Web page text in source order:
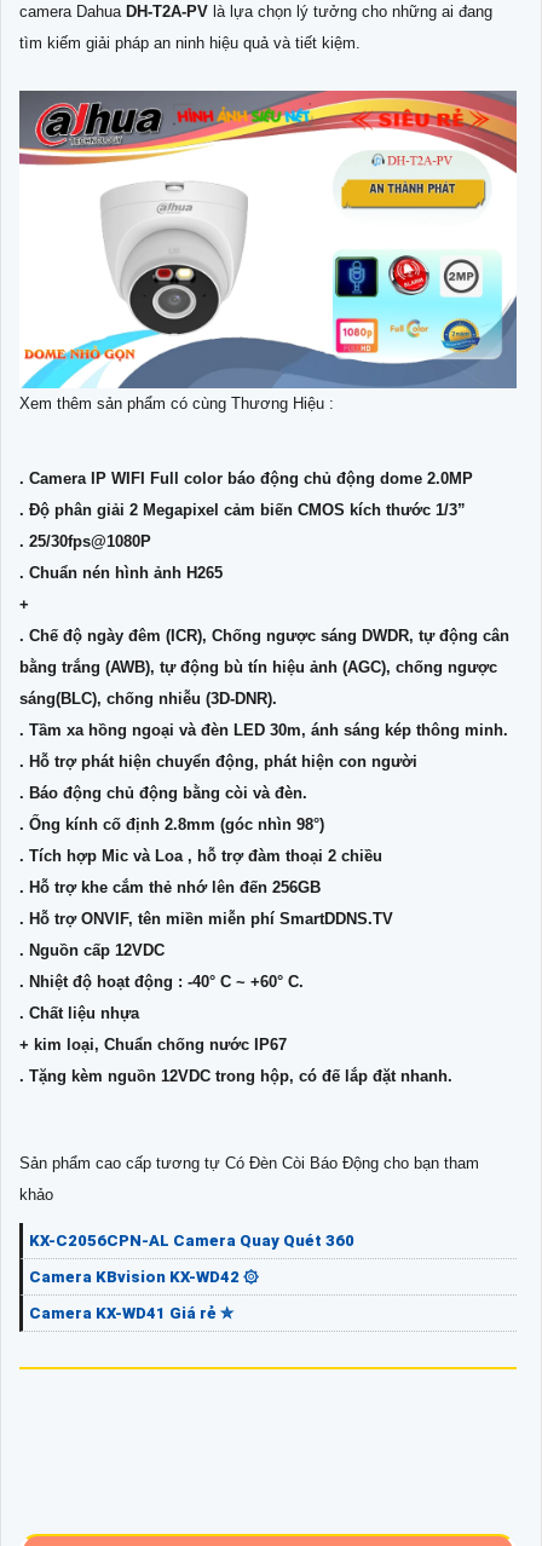
camera Dahua DH-T2A-PV là lựa chọn lý tưởng cho những ai đang
tìm kiếm giải pháp an ninh hiệu quả và tiết kiệm.
Xem thêm sản phẩm có cùng Thương Hiệu :
. Camera IP WIFI Full color báo động chủ động dome 2.0MP
. Độ phân giải 2 Megapixel cảm biến CMOS kích thước 1/3”
. 25/30fps@1080P
. Chuẩn nén hình ảnh H265
+
. Chế độ ngày đêm (ICR), Chống ngược sáng DWDR, tự động cân
bằng trắng (AWB), tự động bù tín hiệu ảnh (AGC), chống ngược
sáng(BLC), chống nhiễu (3D-DNR).
. Tầm xa hồng ngoại và đèn LED 30m, ánh sáng kép thông minh.
. Hỗ trợ phát hiện chuyển động, phát hiện con người
. Báo động chủ động bằng còi và đèn.
. Ống kính cố định 2.8mm (góc nhìn 98°)
. Tích hợp Mic và Loa , hỗ trợ đàm thoại 2 chiều
. Hỗ trợ khe cắm thẻ nhớ lên đến 256GB
. Hỗ trợ ONVIF, tên miền miễn phí SmartDDNS.TV
. Nguồn cấp 12VDC
. Nhiệt độ hoạt động : -40° C ~ +60° C.
. Chất liệu nhựa
+ kim loại, Chuẩn chống nước IP67
. Tặng kèm nguồn 12VDC trong hộp, có đế lắp đặt nhanh.
Sản phẩm cao cấp tương tự Có Ðèn Còi Báo Động cho bạn tham
khảo
KX-C2056CPN-AL Camera Quay Quét 360
Camera KBvision KX-WD42 ۞
Camera KX-WD41 Giá rẻ ✮